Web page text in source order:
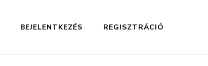
BEJELENTKEZÉS REGISZTRÁCIÓ